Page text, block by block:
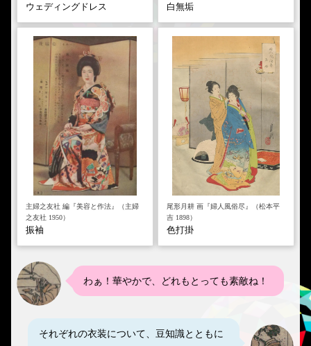
ウェディングドレス 白無垢
主婦之友社 編『美容と作法』（主婦
之友社 1950）
振袖
尾形月耕 画『婦人風俗尽』（松本平
吉 1898）
色打掛
わぁ！華やかで、どれもとっても素敵ね！
それぞれの衣装について、豆知識とともに